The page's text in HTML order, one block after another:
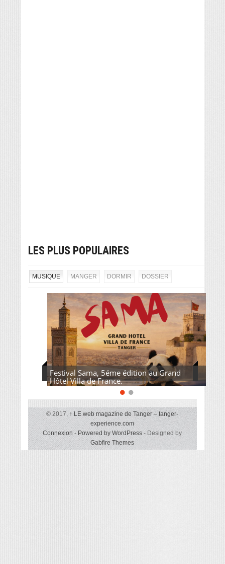
LES PLUS POPULAIRES
MUSIQUE MANGER DORMIR DOSSIER
Festival Sama, 5éme édition au Grand
Hôtel Villa de France.
© 2017,↑ LE web magazine de Tanger – tanger-
experience.com
Connexion-Powered by WordPress- Designed by
Gabfire Themes